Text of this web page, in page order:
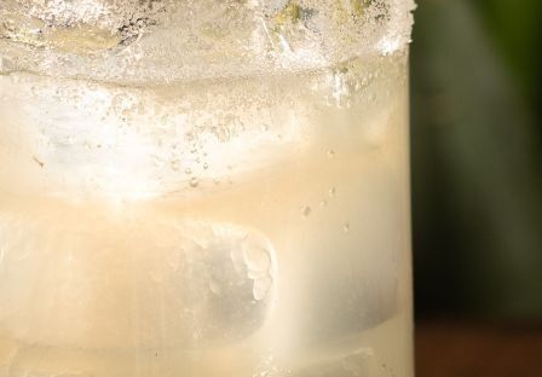
Puebla
Quinta Real Puebla
Camino Real Puebla Angelópolis
San Luis Potosí
Real Inn San Luis Potosí
Tijuana
Real Inn Tijuana
Torreón
Real Inn Torreón
Zacatecas
Quinta Real Zacatecas